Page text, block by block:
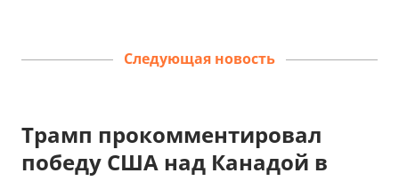
Следующая новость
Трамп прокомментировал
победу США над Канадой в